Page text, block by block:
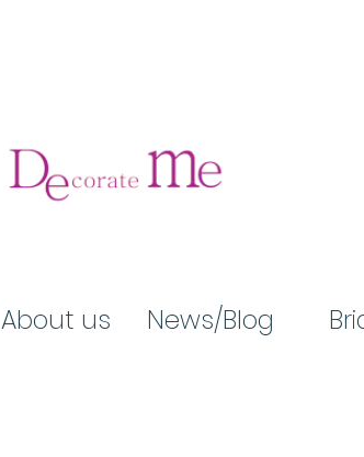
About us News/Blog​